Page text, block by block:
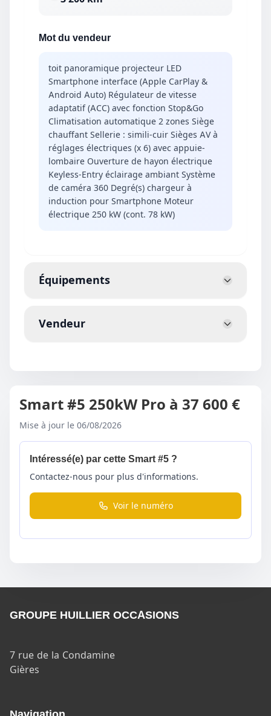
Mot du vendeur
toit panoramique projecteur LED
Smartphone interface (Apple CarPlay &
Android Auto) Régulateur de vitesse
adaptatif (ACC) avec fonction Stop&Go
Climatisation automatique 2 zones Siège
chauffant Sellerie : simili-cuir Sièges AV à
réglages électriques (x 6) avec appuie-
lombaire Ouverture de hayon électrique
Keyless-Entry éclairage ambiant Système
de caméra 360 Degré(s) chargeur à
induction pour Smartphone Moteur
électrique 250 kW (cont. 78 kW)
Équipements
Vendeur
Smart #5 250kW Pro à 37 600 €
Mise à jour le 06/08/2026
Intéressé(e) par cette Smart #5 ?
Contactez-nous pour plus d'informations.
Voir le numéro
GROUPE HUILLIER OCCASIONS
7 rue de la Condamine
Gières